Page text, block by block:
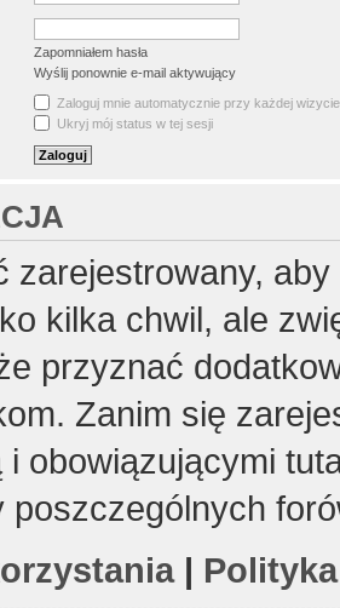
Zapomniałem hasła
Wyślij ponownie e-mail aktywujący
Zaloguj mnie automatycznie przy każdej wizycie
Ukryj mój status w tej sesji
zarejestrowany,
kilka chwil, ale
przyznać
Zanim się
i obowiązującymi
poszczególnych
|